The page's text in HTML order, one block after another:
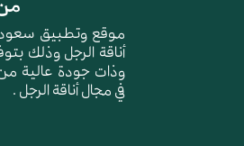
موقع وتطبيق
أناقة الرجل وذلك
وذات جودة عالية من
في مجال أناقة الرجل .